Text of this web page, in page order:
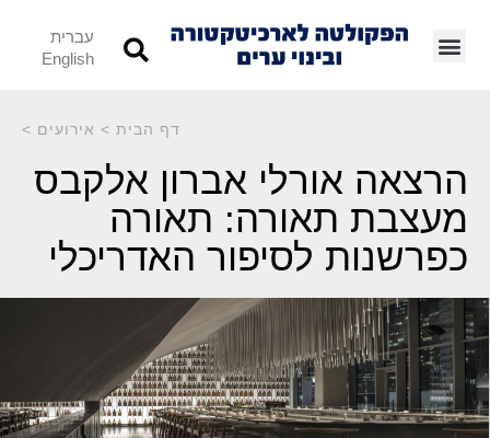
עברית
English
דף הבית > אירועים >
הרצאה אורלי אברון אלקבס
מעצבת תאורה: תאורה
כפרשנות לסיפור האדריכלי